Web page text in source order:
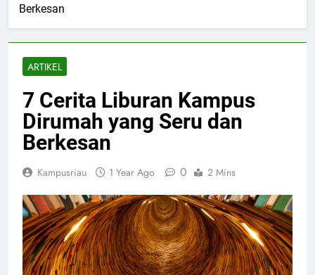
Berkesan
ARTIKEL
7 Cerita Liburan Kampus
Dirumah yang Seru dan
Berkesan
Kampusriau 1 Year Ago 0 2 Mins